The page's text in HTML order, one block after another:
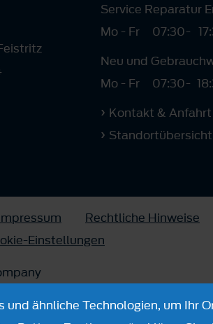
Service Reparatur
Mo - Fr
07:30-
Neu und
Mo - Fr
07:30-
Kontakt & Anfahrt
Standortübersicht
Rechtliche Hinweise
Einstellungen
und ähnliche Technologien, um Ihr